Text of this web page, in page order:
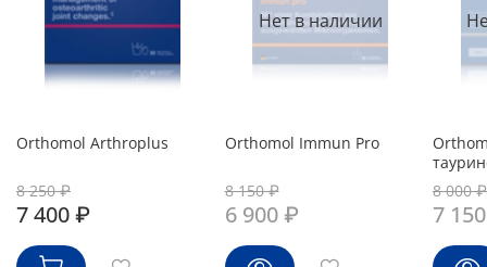
Orthomol Arthroplus
8 250 ₽
7 400 ₽
Нет в наличии
Orthomol Immun Pro
8 150 ₽
6 900 ₽
8 000 ₽
7